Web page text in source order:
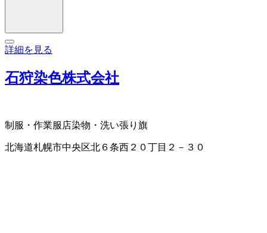
詳細を見る
石狩染色株式会社
制服・作業服店染物・洗い張り 旗
北海道札幌市中央区北６条西２０丁目２－３０